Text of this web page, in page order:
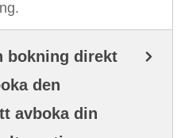
bokning direkt
den
avboka din